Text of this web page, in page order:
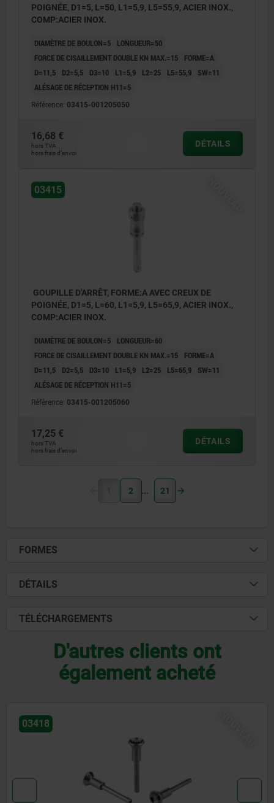
POIGNÉE, D1=5, L=50, L1=5,9, L5=55,9, ACIER INOX.,
COMP:ACIER INOX.
DIAMÈTRE DE BOULON=5
LONGUEUR=50
FORCE DE CISAILLEMENT DOUBLE KN MAX.=15
FORME=A
D=11,5
D2=5,5 D3=10 L1=5,9 L2=25 L5=55,9
SW=11
ALÉSAGE DE RÉCEPTION H11=5
Référence: 03415-001205050
16,68 €
hors TVA
hors frais d’envoi
DÉTAILS
03415
GOUPILLE D'ARRÊT, FORME:A AVEC CREUX DE
POIGNÉE, D1=5, L=60, L1=5,9, L5=65,9, ACIER INOX.,
COMP:ACIER INOX.
DIAMÈTRE DE BOULON=5
LONGUEUR=60
FORCE DE CISAILLEMENT DOUBLE KN MAX.=15
FORME=A
D=11,5
D2=5,5 D3=10 L1=5,9 L2=25 L5=65,9
SW=11
ALÉSAGE DE RÉCEPTION H11=5
Référence: 03415-001205060
17,25 €
hors TVA
hors frais d’envoi
DÉTAILS
1 2 21
FORMES
DÉTAILS
TÉLÉCHARGEMENTS
D'autres clients ont
également acheté
03418